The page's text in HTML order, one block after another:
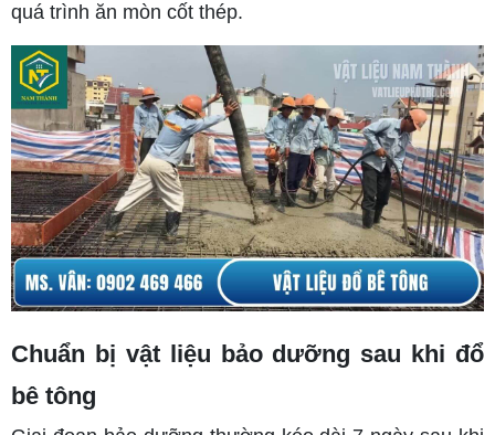
quá trình ăn mòn cốt thép.
Chuẩn bị vật liệu bảo dưỡng sau khi đổ
bê tông